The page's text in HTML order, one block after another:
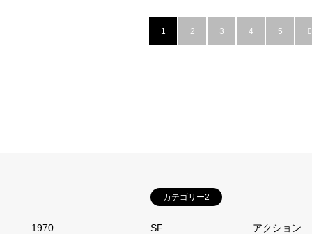
1 2 3 4 5 
1970
カテゴリー2
SF アクション